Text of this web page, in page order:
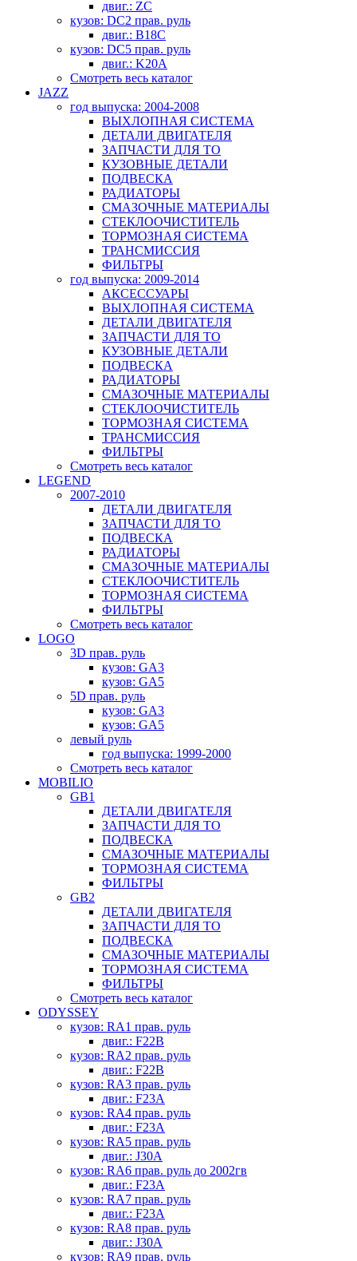
двиг.: ZC
кузов: DC2 прав. руль
двиг.: B18C
кузов: DC5 прав. руль
двиг.: K20A
Смотреть весь каталог
JAZZ
год выпуска: 2004-2008
ВЫХЛОПНАЯ СИСТЕМА
ДЕТАЛИ ДВИГАТЕЛЯ
ЗАПЧАСТИ ДЛЯ ТО
КУЗОВНЫЕ ДЕТАЛИ
ПОДВЕСКА
РАДИАТОРЫ
СМАЗОЧНЫЕ МАТЕРИАЛЫ
СТЕКЛООЧИСТИТЕЛЬ
ТОРМОЗНАЯ СИСТЕМА
ТРАНСМИССИЯ
ФИЛЬТРЫ
год выпуска: 2009-2014
АКСЕССУАРЫ
ВЫХЛОПНАЯ СИСТЕМА
ДЕТАЛИ ДВИГАТЕЛЯ
ЗАПЧАСТИ ДЛЯ ТО
КУЗОВНЫЕ ДЕТАЛИ
ПОДВЕСКА
РАДИАТОРЫ
СМАЗОЧНЫЕ МАТЕРИАЛЫ
СТЕКЛООЧИСТИТЕЛЬ
ТОРМОЗНАЯ СИСТЕМА
ТРАНСМИССИЯ
ФИЛЬТРЫ
Смотреть весь каталог
LEGEND
2007-2010
ДЕТАЛИ ДВИГАТЕЛЯ
ЗАПЧАСТИ ДЛЯ ТО
ПОДВЕСКА
РАДИАТОРЫ
СМАЗОЧНЫЕ МАТЕРИАЛЫ
СТЕКЛООЧИСТИТЕЛЬ
ТОРМОЗНАЯ СИСТЕМА
ФИЛЬТРЫ
Смотреть весь каталог
LOGO
3D прав. руль
кузов: GA3
кузов: GA5
5D прав. руль
кузов: GA3
кузов: GA5
левый руль
год выпуска: 1999-2000
Смотреть весь каталог
MOBILIO
GB1
ДЕТАЛИ ДВИГАТЕЛЯ
ЗАПЧАСТИ ДЛЯ ТО
ПОДВЕСКА
СМАЗОЧНЫЕ МАТЕРИАЛЫ
ТОРМОЗНАЯ СИСТЕМА
ФИЛЬТРЫ
GB2
ДЕТАЛИ ДВИГАТЕЛЯ
ЗАПЧАСТИ ДЛЯ ТО
ПОДВЕСКА
СМАЗОЧНЫЕ МАТЕРИАЛЫ
ТОРМОЗНАЯ СИСТЕМА
ФИЛЬТРЫ
Смотреть весь каталог
ODYSSEY
кузов: RA1 прав. руль
двиг.: F22B
кузов: RA2 прав. руль
двиг.: F22B
кузов: RA3 прав. руль
двиг.: F23A
кузов: RA4 прав. руль
двиг.: F23A
кузов: RA5 прав. руль
двиг.: J30A
кузов: RA6 прав. руль до 2002гв
двиг.: F23A
кузов: RA7 прав. руль
двиг.: F23A
кузов: RA8 прав. руль
двиг.: J30A
кузов: RA9 прав. руль